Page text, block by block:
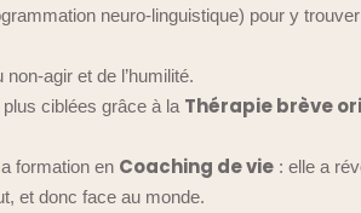
neuro-linguistique) pour y
non-agir et de l’humilité.
ciblées grâce à la Thérapie brève
formation en Coaching de vie : elle a
et donc face au monde.